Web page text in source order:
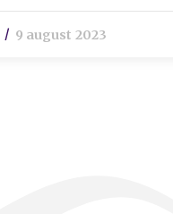
9 august 2023